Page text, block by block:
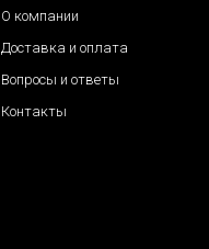
О компании
Доставка и оплата
Вопросы и ответы
Контакты